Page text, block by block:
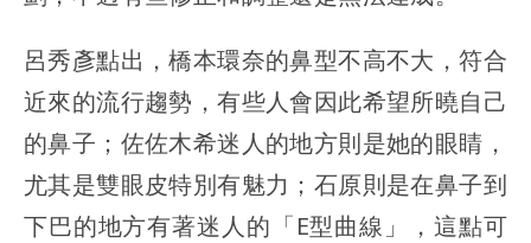
呂秀彥點出，橋本環奈的鼻型不高不大，符合
近來的流行趨勢，有些人會因此希望所曉自己
的鼻子；佐佐木希迷人的地方則是她的眼睛，
尤其是雙眼皮特別有魅力；石原則是在鼻子到
下巴的地方有著迷人的「E型曲線」，這點可